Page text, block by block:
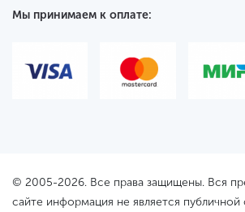
Мы принимаем к оплате:
© 2005-2026. Все права защищены. Вся
сайте информация не является